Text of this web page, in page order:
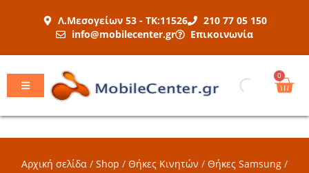
Λ.Μεσογείων 53 - ΤΚ:11526
210 77 05 150
info@mobilecenter.gr
Επικοινωνία
0
Αρχική σελίδα / Shop / Θήκες Κινητών / Θήκες Samsung /